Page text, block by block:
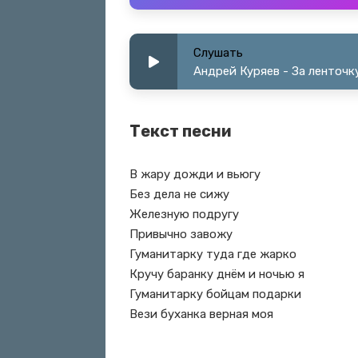
Слушать
Андрей Куряев - За
Текст песни
В жару дожди и вьюгу
Без дела не сижу
Железную подругу
Привычно завожу
Гуманитарку туда где жарко
Кручу баранку днём и ночью я
Гуманитарку бойцам подарки
Вези буханка верная моя